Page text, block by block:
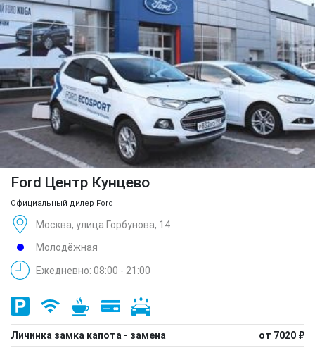
Ford Центр Кунцево
Официальный дилер Ford
Москва, улица Горбунова, 14
Молодёжная
Ежедневно: 08:00 - 21:00
Личинка замка капота - замена от 7020 ₽